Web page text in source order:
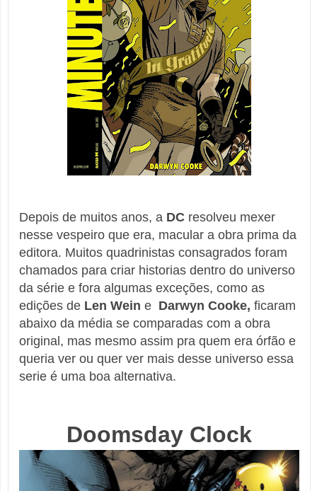
Depois de muitos anos, a DC resolveu mexer
nesse vespeiro que era, macular a obra prima da
editora. Muitos quadrinistas consagrados foram
chamados para criar historias dentro do universo
da série e fora algumas exceções, como as
edições de Len Wein e Darwyn Cooke, ficaram
abaixo da média se comparadas com a obra
original, mas mesmo assim pra quem era órfão e
queria ver ou quer ver mais desse universo essa
serie é uma boa alternativa.
Doomsday Clock